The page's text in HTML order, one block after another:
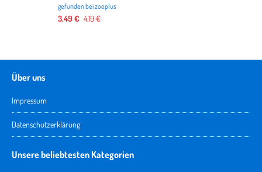
gefunden beizooplus
3,49 € 4,19 €
Über uns
Impressum
Datenschutzerklärung
Unsere beliebtesten Kategorien